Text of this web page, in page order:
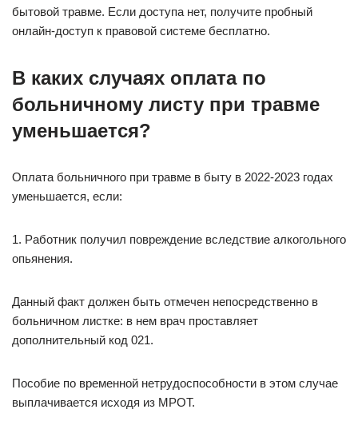
бытовой травме. Если доступа нет, получите пробный
онлайн-доступ к правовой системе бесплатно.
В каких случаях оплата по
больничному листу при травме
уменьшается?
Оплата больничного при травме в быту в 2022-2023 годах
уменьшается, если:
1. Работник получил повреждение вследствие алкогольного
опьянения.
Данный факт должен быть отмечен непосредственно в
больничном листке: в нем врач проставляет
дополнительный код 021.
Пособие по временной нетрудоспособности в этом случае
выплачивается исходя из МРОТ.